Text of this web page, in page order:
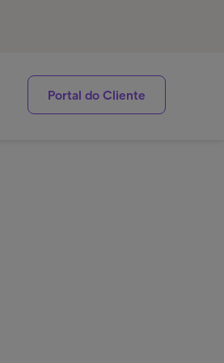
Portal do Cliente